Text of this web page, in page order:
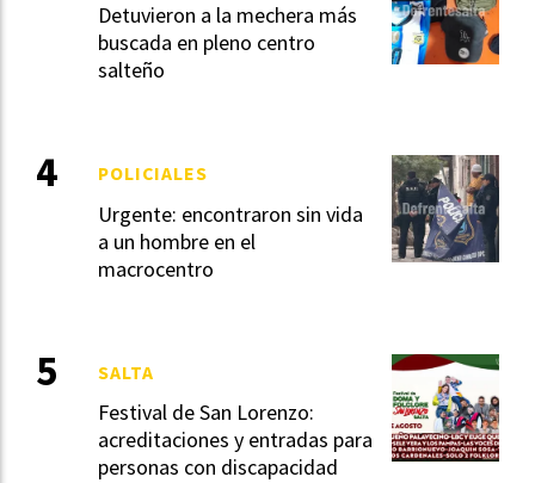
Detuvieron a la mechera más
buscada en pleno centro
salteño
Urgente: encontraron sin vida
a un hombre en el
macrocentro
POLICIALES
Festival de San Lorenzo:
acreditaciones y entradas para
personas con discapacidad
SALTA